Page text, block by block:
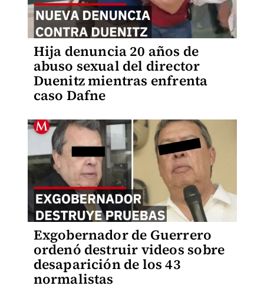
Hija denuncia 20 años de
abuso sexual del director
Duenitz mientras enfrenta
caso Dafne
Exgobernador de Guerrero
ordenó destruir videos sobre
desaparición de los 43
normalistas